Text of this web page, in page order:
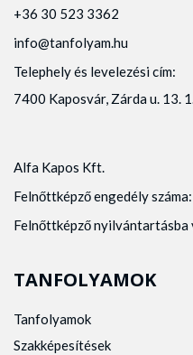
+36 30 523 3362
info@tanfolyam.hu
Telephely és levelezési cím:
7400 Kaposvár, Zárda u. 13.
Alfa Kapos Kft.
Felnőttképző engedély
Felnőttképző
TANFOLYAMOK
Tanfolyamok
Szakképesítések